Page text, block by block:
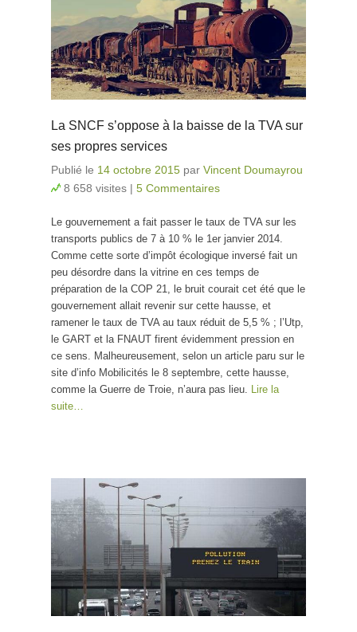
La SNCF s’oppose à la baisse de la TVA sur
ses propres services
Publié le 14 octobre 2015 par Vincent Doumayrou
8 658 visites | 5 Commentaires
Le gouvernement a fait passer le taux de TVA sur les
transports publics de 7 à 10 % le 1er janvier 2014.
Comme cette sorte d’impôt écologique inversé fait un
peu désordre dans la vitrine en ces temps de
préparation de la COP 21, le bruit courait cet été que le
gouvernement allait revenir sur cette hausse, et
ramener le taux de TVA au taux réduit de 5,5 % ; l’Utp,
le GART et la FNAUT firent évidemment pression en
ce sens. Malheureusement, selon un article paru sur le
site d’info Mobilicités le 8 septembre, cette hausse,
comme la Guerre de Troie, n’aura pas lieu. Lire la
suite…